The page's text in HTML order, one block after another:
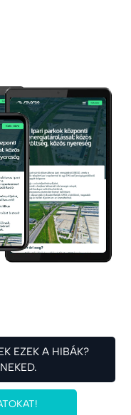
EZEK A HIBÁK?